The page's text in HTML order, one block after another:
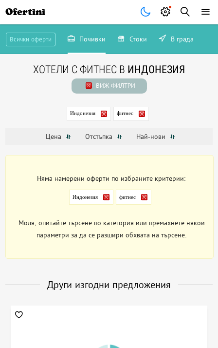
Ofertini
Всички оферти Почивки Стоки В града
ХОТЕЛИ С ФИТНЕС В ИНДОНЕЗИЯ
ВИЖ ФИЛТРИ
Индонезия фитнес
Цена Отстъпка Най-нови
Няма намерени оферти по избраните критерии:
Индонезия фитнес
Моля, опитайте търсене по категория или премахнете някои
параметри за да се разшири обхвата на търсене.
Други изгодни предложения